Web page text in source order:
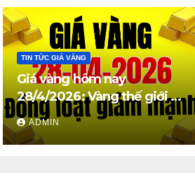
TIN TỨC GIÁ VÀNG
Giá vàng hôm nay
28/4/2026: Vàng thế giới và
trong nước đồng loạt giảm
mạnh
ADMIN